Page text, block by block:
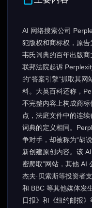
AI 网络搜索公司
犯版权和商标权，原
韦氏词典的百年出版
联邦法院起诉
的“答案引擎”抓取其
料。大英百科还称，
不完整内容上构成商标
点，法庭文件中的连
词典的定义相同。
争对手，却被称为“胡
新创建原创内容。该
密爬取”网站，其他 AI
杰夫·贝索斯等投资者
和 BBC 等其他媒体发
日报》和《纽约邮报